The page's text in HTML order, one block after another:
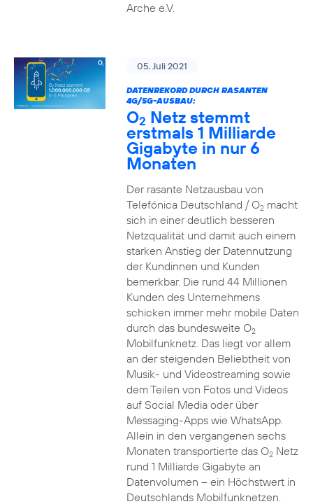
Arche e.V.
05. Juli 2021
DATENREKORD DURCH RASANTEN
4G/5G-AUSBAU:
O2 Netz stemmt
erstmals 1 Milliarde
Gigabyte in nur 6
Monaten
Der rasante Netzausbau von
Telefónica Deutschland / O2macht
sich in einer deutlich besseren
Netzqualität und damit auch einem
starken Anstieg der Datennutzung
der Kundinnen und Kunden
bemerkbar. Die rund 44 Millionen
Kunden des Unternehmens
schicken immer mehr mobile Daten
durch das bundesweite O2
Mobilfunknetz. Das liegt vor allem
an der steigenden Beliebtheit von
Musik- und Videostreaming sowie
dem Teilen von Fotos und Videos
auf Social Media oder über
Messaging-Apps wie WhatsApp.
Allein in den vergangenen sechs
Monaten transportierte das O2Netz
rund 1 Milliarde Gigabyte an
Datenvolumen – ein Höchstwert in
Deutschlands Mobilfunknetzen.